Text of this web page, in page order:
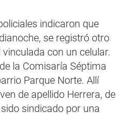
indicaron que
se registró otro
con un celular.
la Comisaría Séptima
Parque Norte. Allí
de apellido Herrera, de
sindicado por una